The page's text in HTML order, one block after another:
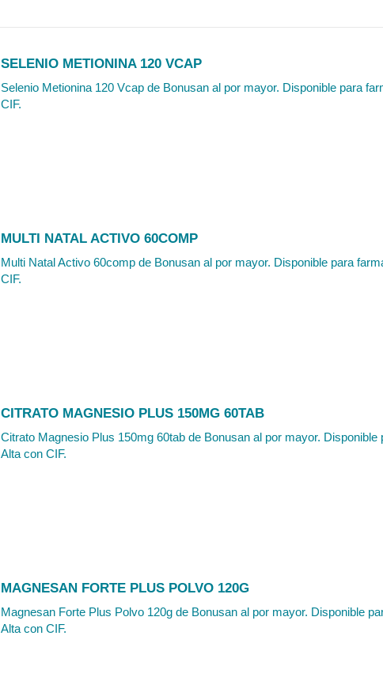
SELENIO METIONINA 120 VCAP
Selenio Metionina 120 Vcap de Bonusan al por mayor. Disponible para
CIF.
MULTI NATAL ACTIVO 60COMP
Multi Natal Activo 60comp de Bonusan al por mayor. Disponible para
CIF.
CITRATO MAGNESIO PLUS 150MG 60TAB
Citrato Magnesio Plus 150mg 60tab de Bonusan al por mayor.
Alta con CIF.
MAGNESAN FORTE PLUS POLVO 120G
Magnesan Forte Plus Polvo 120g de Bonusan al por mayor. Disponible
Alta con CIF.